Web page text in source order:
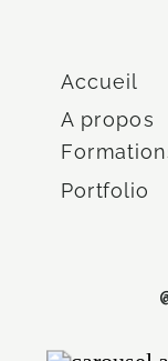
Accueil
A propos
Portfolio